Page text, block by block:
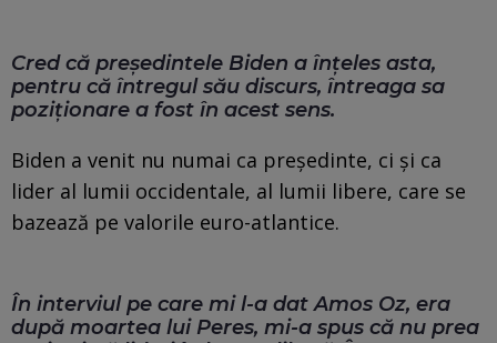
Cred că președintele Biden a înțeles asta,
pentru că întregul său discurs, întreaga sa
poziționare a fost în acest sens.
Biden a venit nu numai ca președinte, ci și ca
lider al lumii occidentale, al lumii libere, care se
bazează pe valorile euro-atlantice.
În interviul pe care mi l-a dat Amos Oz, era
după moartea lui Peres, mi-a spus că nu prea